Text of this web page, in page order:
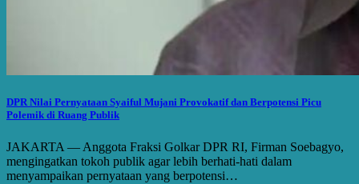
DPR Nilai Pernyataan Syaiful Mujani Provokatif dan Berpotensi Picu
Polemik di Ruang Publik
JAKARTA — Anggota Fraksi Golkar DPR RI, Firman Soebagyo,
mengingatkan tokoh publik agar lebih berhati-hati dalam
menyampaikan pernyataan yang berpotensi…